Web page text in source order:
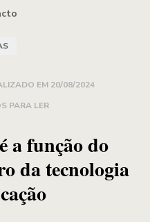
EM 20/08/2024
PARA LER
a função do
da tecnologia